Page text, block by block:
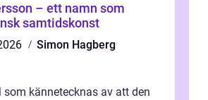
– ett namn som
samtidskonst
Simon Hagberg
som kännetecknas av att den